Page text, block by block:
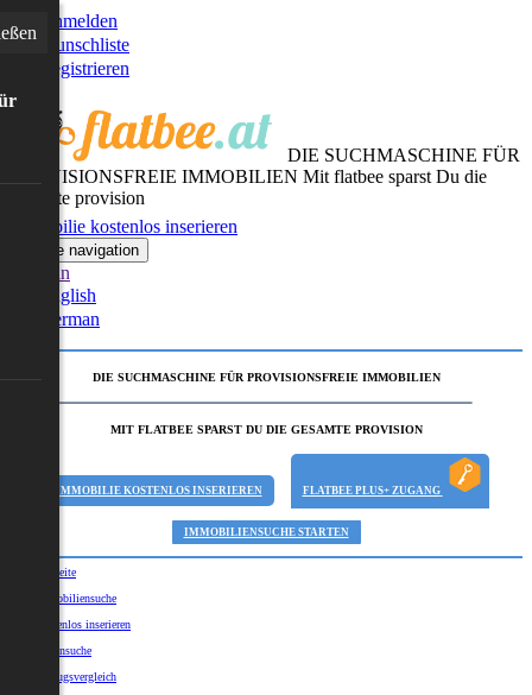
Anmelden
Wunschliste
Registrieren
DIE SUCHMASCHINE FÜR
PROVISIONSFREIE IMMOBILIEN Mit flatbee sparst Du die
gesamte provision
Immobilie kostenlos inserieren
Toggle navigation
German
English
German
DIE SUCHMASCHINE FÜR PROVISIONSFREIE IMMOBILIEN
MIT FLATBEE SPARST DU DIE GESAMTE PROVISION
IMMOBILIE KOSTENLOS INSERIEREN FLATBEE PLUS+ ZUGANG
IMMOBILIENSUCHE STARTEN
Startseite
Immobiliensuche
Kostenlos inserieren
Kartensuche
Umzugsvergleich